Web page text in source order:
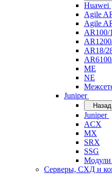
Huawei
Agile
Agile
AR100/
AR18/
ME
NE
Juniper
Назад
Juniper
ACX
MX
SRX
SSG
Модули
Серверы, СХД и